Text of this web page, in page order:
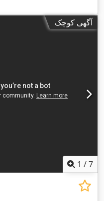
آگهی کوچک
1 /7